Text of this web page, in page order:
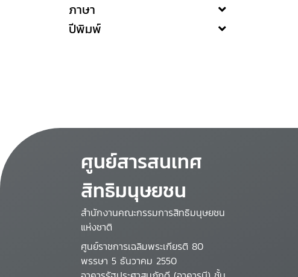
ภาษา
ปีพิมพ์
ศูนย์สารสนเทศ
สิทธิมนุษยชน
สำนักงานคณะกรรมการสิทธิมนุษยชน
แห่งชาติ
ศูนย์ราชการเฉลิมพระเกียรติ 80
พรรษา 5 ธันวาคม 2550